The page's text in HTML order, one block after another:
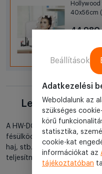
Hollywood
40x56cm
44 980
Leírás
A HW-DC117-9 Hollywood
fésülködő asztalod. A LED
haj, stb. stúdiód hasznos és
teljesítményű LED izzóval. A
Adatkezelési
Weboldalunk az
szükséges
körű
statisztika,
cookie-kat
információkat az
tájékoztatóban
Beállítások